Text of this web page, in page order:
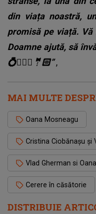
DISTRIBUIE
din viața noastră,
promisă pe viață.
Doamne ajută, să
💍👰🏽‍♀️🤵🏻”,
MAI MULTE
Oana Mosneagu
Cristina Ciobănașu și
Vlad Gherman si
Cerere în căsătorie